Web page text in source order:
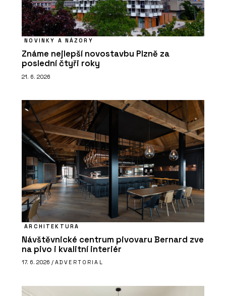
NOVINKY A NÁZORY
Známe nejlepší novostavbu Plzně za
poslední čtyři roky
21. 6. 2026
ARCHITEKTURA
Návštěvnické centrum pivovaru Bernard zve
na pivo i kvalitní interiér
17. 6. 2026 / ADVERTORIAL